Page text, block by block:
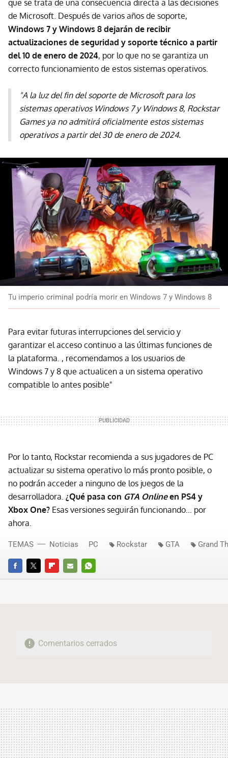
que se trata de una consecuencia directa a las decisiones
de Microsoft. Después de varios años de soporte,
Windows 7 y Windows 8 dejarán de recibir
actualizaciones de seguridad y soporte técnico a partir
del 10 de enero de 2024, por lo que no se garantiza un
correcto funcionamiento de estos sistemas operativos.
"A la luz del fin del soporte de Microsoft para los
sistemas operativos Windows 7 y Windows 8, Rockstar
Games ya no admitirá oficialmente estos sistemas
operativos a partir del 30 de enero de 2024.
Tu imperio criminal podría morir en Windows 7 y Windows 8
Para evitar futuras interrupciones del servicio y
garantizar el acceso continuo a las últimas funciones de
la plataforma. , recomendamos a los usuarios de
Windows 7 y 8 que actualicen a un sistema operativo
compatible lo antes posible"
Por lo tanto, Rockstar recomienda a sus jugadores de PC
actualizar su sistema operativo lo más pronto posible, o
no podrán acceder a ninguno de los juegos de la
desarrolladora. ¿Qué pasa con GTA Onlineen PS4 y
Xbox One? Esas versiones seguirán funcionando... por
ahora.
FACEBOOKTWITTERFLIPBOARD
E-
WHATSAPP
TEMAS Noticias PC Rockstar GTA Grand
Comentarios cerrados